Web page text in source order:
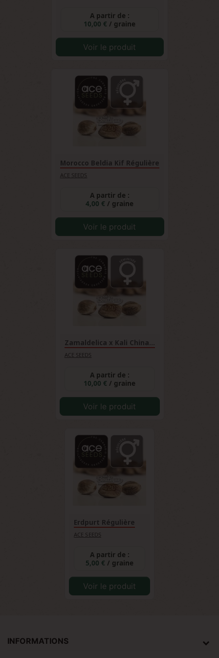
A partir de :
10,00 € / graine
Voir le produit
Morocco Beldia Kif Régulière
ACE SEEDS
A partir de :
4,00 € / graine
Voir le produit
Zamaldelica x Kali China...
ACE SEEDS
A partir de :
10,00 € / graine
Voir le produit
Erdpurt Régulière
ACE SEEDS
A partir de :
5,00 € / graine
Voir le produit
INFORMATIONS